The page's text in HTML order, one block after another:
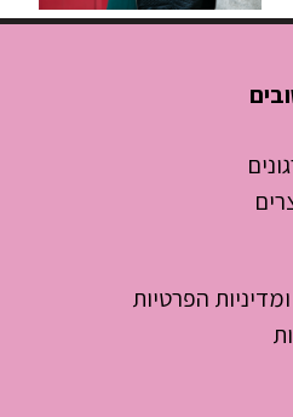
גוזלות חצי
הפרטיות